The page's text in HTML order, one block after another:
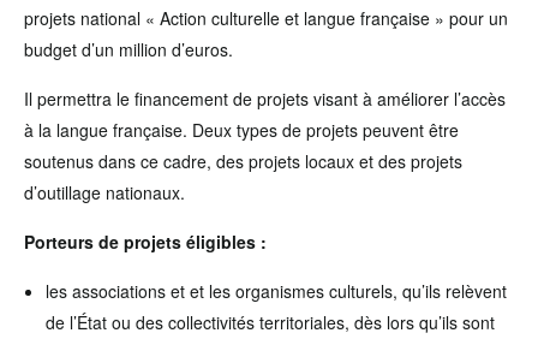
projets national « Action culturelle et langue française » pour un
budget d’un million d’euros.
Il permettra le financement de projets visant à améliorer l’accès
à la langue française. Deux types de projets peuvent être
soutenus dans ce cadre, des projets locaux et des projets
d’outillage nationaux.
Porteurs de projets éligibles :
les associations et et les organismes culturels, qu’ils relèvent
de l’État ou des collectivités territoriales, dès lors qu’ils sont